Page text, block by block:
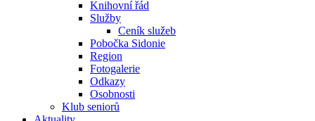
Knihovní řád
Služby
Ceník služeb
Pobočka Sidonie
Region
Fotogalerie
Odkazy
Osobnosti
Klub seniorů